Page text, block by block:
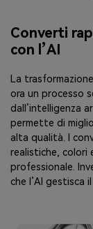
Converti
con l’AI
La
ora un processo
dall’intelligenza
permette di
alta qualità. I
realistiche, colori
professionale.
che l’AI gestisca